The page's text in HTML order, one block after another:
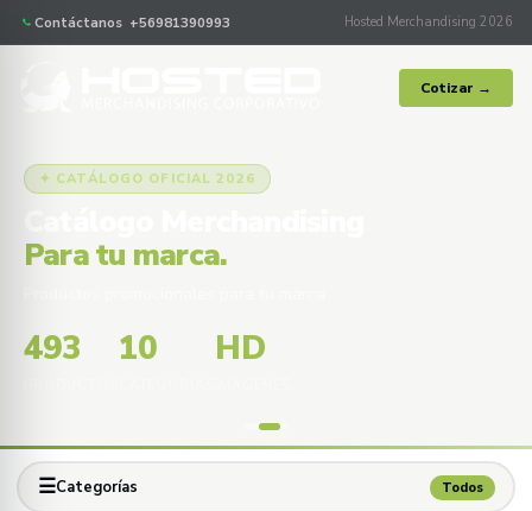
Contáctanos +56981390993 Hosted Merchandising 2026
Cotizar →
✦ CATÁLOGO OFICIAL 2026
Para tu marca.
493 10 HD
☰Categorías Todos